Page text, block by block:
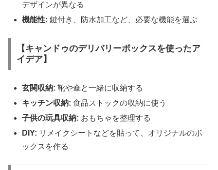
デザインが異なる
機能性: 鍵付き、防水加工など、必要な機能を選ぶ
【キャンドゥのデリバリーボックスを使ったア
イデア】
玄関収納: 靴や傘と一緒に収納する
キッチン収納: 食品ストックの収納に使う
子供の玩具収納: おもちゃを整理する
DIY: リメイクシートなどを貼って、オリジナルのボ
ックスを作る